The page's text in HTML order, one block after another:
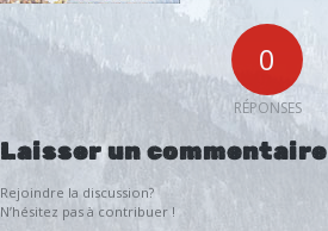
0
RÉPONSES
Laisser un commentaire
Rejoindre la discussion?
N’hésitez pas à contribuer !